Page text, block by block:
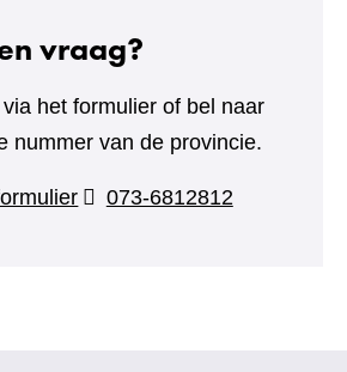
vraag?
het formulier of bel naar
nummer van de provincie.
(verwijst
073-6812812